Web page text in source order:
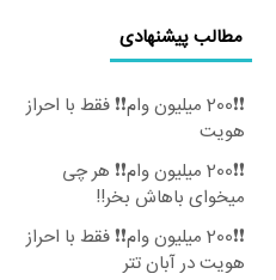
مطالب پیشنهادی
❗❗200 میلیون وام❗❗ فقط با احراز
هویت
❗❗200 میلیون وام❗❗ هر چی
میخوای باهاش بخر!!
❗❗200 میلیون وام❗❗ فقط با احراز
هویت در آبان تتر